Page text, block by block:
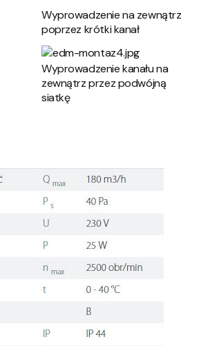
Wyprowadzenie na zewnątrz
poprzez krótki kanał
Wyprowadzenie kanału na
zewnątrz przez podwójną
siatkę